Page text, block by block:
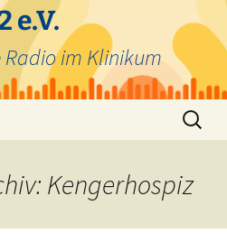
e.V.
im Klinikum
Suchen
nach:
Kengerhospiz